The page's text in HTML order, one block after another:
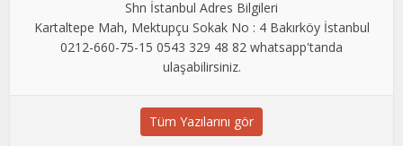
Shn İstanbul Adres Bilgileri
Kartaltepe Mah, Mektupçu Sokak No : 4 Bakırköy İstanbul
0212-660-75-15 0543 329 48 82 whatsapp'tanda
ulaşabilirsiniz.
Tüm Yazılarını gör